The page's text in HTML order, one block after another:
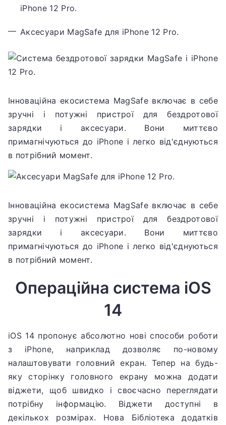
iPhone 12 Pro.
Аксесуари MagSafe для iPhone 12 Pro.
Інноваційна екосистема MagSafe включає в себе
зручні і потужні пристрої для бездротової
зарядки і аксесуари. Вони миттєво
примагнічуються до iPhone і легко від'єднуються
в потрібний момент.
Інноваційна екосистема MagSafe включає в себе
зручні і потужні пристрої для бездротової
зарядки і аксесуари. Вони миттєво
примагнічуються до iPhone і легко від'єднуються
в потрібний момент.
Операційна система iOS
14
iOS 14 пропонує абсолютно нові способи роботи
з iPhone, наприклад дозволяє по-новому
налаштовувати головний екран. Тепер на будь-
яку сторінку головного екрану можна додати
віджети, щоб швидко і своєчасно переглядати
потрібну інформацію. Віджети доступні в
декількох розмірах. Нова Бібліотека додатків